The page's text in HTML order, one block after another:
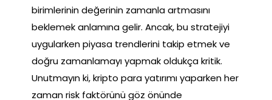
birimlerinin değerinin zamanla artmasını
beklemek anlamına gelir. Ancak, bu stratejiyi
uygularken piyasa trendlerini takip etmek ve
doğru zamanlamayı yapmak oldukça kritik.
Unutmayın ki, kripto para yatırımı yaparken her
zaman risk faktörünü göz önünde